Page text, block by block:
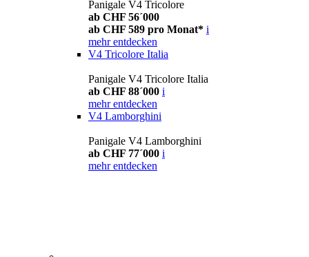
Panigale V4 Tricolore
ab CHF 56´000
ab CHF 589 pro Monat* i
mehr entdecken
V4 Tricolore Italia
Panigale V4 Tricolore Italia
ab CHF 88´000 i
mehr entdecken
V4 Lamborghini
Panigale V4 Lamborghini
ab CHF 77´000 i
mehr entdecken